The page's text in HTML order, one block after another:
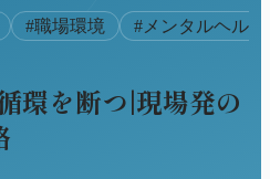
#職場環境 # メンタルヘル
環を断つ|現場発の